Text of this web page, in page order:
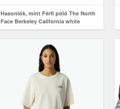
Hasonlók, mint Férfi póló The North
Face Berkeley California white
dune/optic emeral (Berkeley
California NF0A87U5Y1O1)